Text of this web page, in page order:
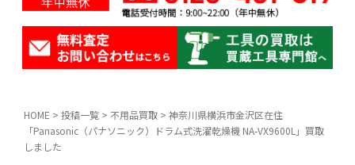
HOME > 投稿一覧 > 不用品買取 > 神奈川県横浜市金沢区在住
「Panasonic（パナソニック）ドラム式洗濯乾燥機 NA-VX9600L」買取
しました